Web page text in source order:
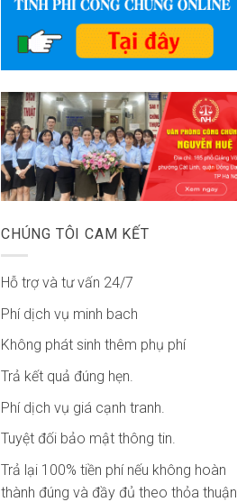
CHÚNG TÔI CAM KẾT
Hỗ trợ và tư vấn 24/7
Phí dịch vụ minh bach
Không phát sinh thêm phụ phí
Trả kết quả đúng hẹn.
Phí dịch vụ giá cạnh tranh.
Tuyệt đối bảo mật thông tin.
Trả lại 100% tiền phí nếu không hoàn
thành đúng và đầy đủ theo thỏa thuận.